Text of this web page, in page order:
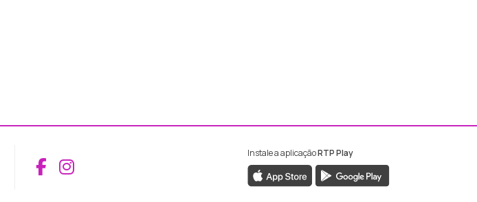
Aceder ao Facebook da RTP Madeira
Aceder ao Instagram da RTP Madeira
Instale a aplicaçãoRTP Play